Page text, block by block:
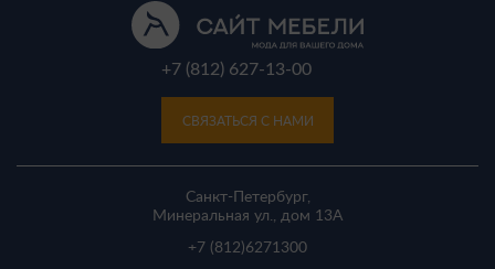
+7 (812) 627-13-00
СВЯЗАТЬСЯ С НАМИ
Санкт-Петербург,
Минеральная ул., дом 13A
+7 (812)6271300